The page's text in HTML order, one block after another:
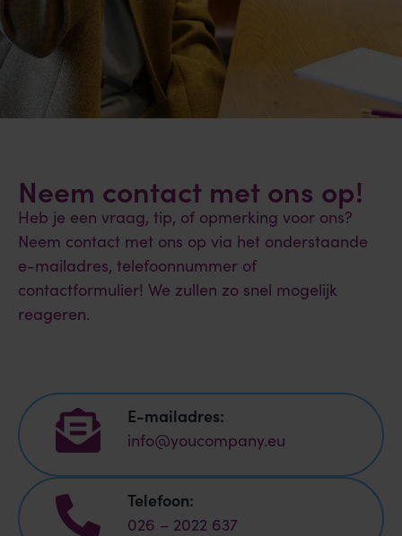
Neem contact met ons op!
Heb je een vraag, tip, of opmerking voor ons?
Neem contact met ons op via het onderstaande
e-mailadres, telefoonnummer of
contactformulier! We zullen zo snel mogelijk
reageren.
E-mailadres:
info@youcompany.eu
Telefoon:
026 – 2022 637